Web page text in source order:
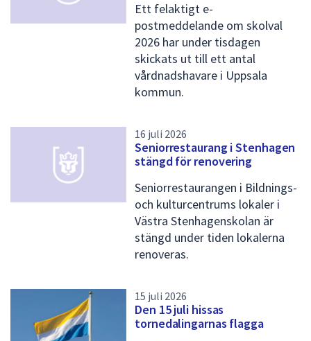
t
i
Ett felaktigt e-
postmeddelande om skolval
2026 har under tisdagen
skickats ut till ett antal
vårdnadshavare i Uppsala
kommun.
16 juli 2026
Seniorrestaurang i Stenhagen
stängd för renovering
Seniorrestaurangen i Bildnings-
och kulturcentrums lokaler i
Västra Stenhagenskolan är
stängd under tiden lokalerna
renoveras.
15 juli 2026
Den 15 juli hissas
tornedalingarnas flagga